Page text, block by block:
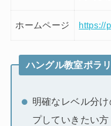
ホームページ https://
ハングル教室ポラ
明確なレベル分
プしていきたい方